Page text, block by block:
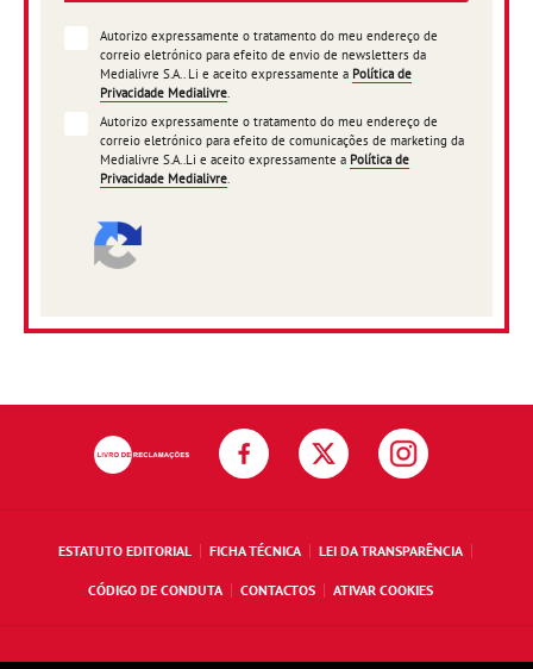
Autorizo expressamente o tratamento do meu endereço de
correio eletrónico para efeito de envio de newsletters da
Medialivre S.A.. Li e aceito expressamente a Política de
Privacidade Medialivre.
Autorizo expressamente o tratamento do meu endereço de
correio eletrónico para efeito de comunicações de marketing da
Medialivre S.A..Li e aceito expressamente a Política de
Privacidade Medialivre.
ESTATUTO EDITORIAL FICHA TÉCNICA LEI DA TRANSPARÊNCIA
CÓDIGO DE CONDUTA CONTACTOS ATIVAR COOKIES